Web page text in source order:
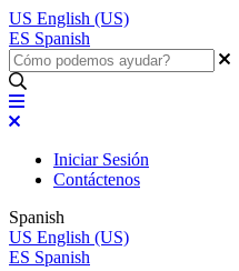
US English (US)
ES Spanish
Iniciar Sesión
Contáctenos
Spanish
US English (US)
ES Spanish